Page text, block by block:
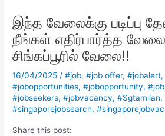
இந்த வேலைக்கு படிப்பு
நீங்கள் எதிர்பார்த்த வேலை
சிங்கப்பூரில் வேலை!!
16/04/2025/#job,#job offer,#jobalert
#jobopportunities,#jobopportunity,
#jobseekers,#jobvacancy,#Sgtamilan,
#singaporejobsearch,
Share this post: